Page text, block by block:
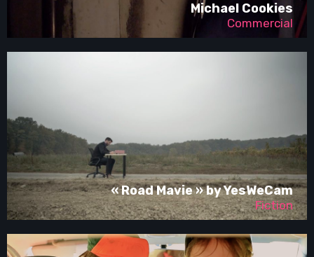
Michael Cookies
Commercial
« Road Mavie » by YesWeCam
Fiction